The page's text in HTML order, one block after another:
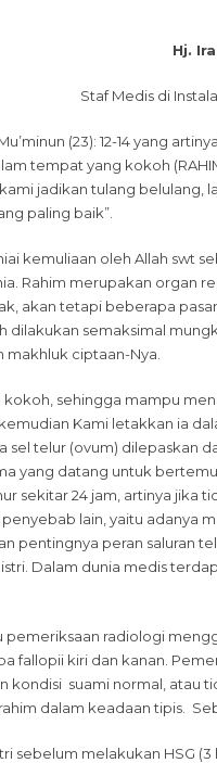
Hj.
Staf Medis di Instalasi
(23): 12-14 yang
tempat yang kokoh
jadikan tulang belulang,
paling baik”.
kemuliaan oleh Allah swt
Rahim merupakan organ
akan tetapi beberapa
dilakukan semaksimal
ciptaan-Nya.
sehingga mampu
“kemudian Kami letakkan
sel telur (ovum)
yang datang untuk
sekitar 24 jam, artinya
lain, yaitu adanya
pentingnya peran saluran
Dalam dunia medis
pemeriksaan radiologi
fallopii kiri dan kanan.
kondisi suami normal, atau
dalam keadaan tipis.
sebelum melakukan HSG